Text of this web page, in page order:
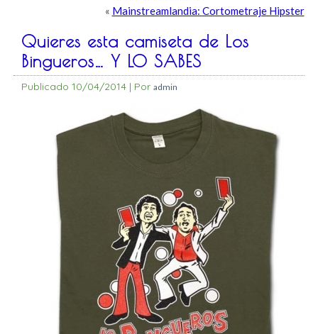
« Mainstreamlandia: Cortometraje Hipster
Quieres esta camiseta de Los
Bingueros… Y LO SABES
Publicado 10/04/2014 | Por admin